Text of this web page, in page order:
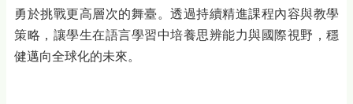
勇於挑戰更高層次的舞臺。透過持續精進課程內容與教學
策略，讓學生在語言學習中培養思辨能力與國際視野，穩
健邁向全球化的未來。